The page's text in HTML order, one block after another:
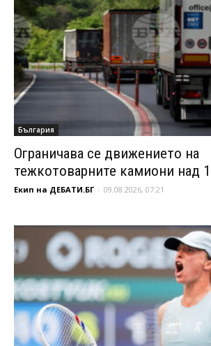
България
Ограничава се движението на
тежкотоварните камиони над
Екип на ДЕБАТИ.БГ - 09.08.2026, 07:21